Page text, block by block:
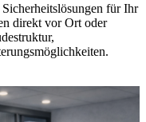
für Ihr
direkt vor Ort oder